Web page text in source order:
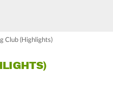
Club (Highlights)